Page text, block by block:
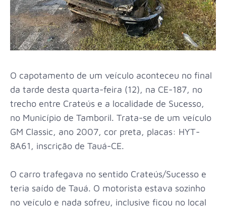
O capotamento de um veículo aconteceu no final
da tarde desta quarta-feira (12), na CE-187, no
trecho entre Crateús e a localidade de Sucesso,
no Município de Tamboril. Trata-se de um veículo
GM Classic, ano 2007, cor preta, placas: HYT-
8A61, inscrição de Tauá-CE.
O carro trafegava no sentido Crateús/Sucesso e
teria saído de Tauá. O motorista estava sozinho
no veículo e nada sofreu, inclusive ficou no local